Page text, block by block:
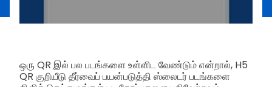
ஒரு QR இல் பல படங்களை உள்ளிட வேண்டும் என்றால், H5
QR குறியீடு தீர்வைப் பயன்படுத்தி ஸ்லைடர் படங்களை